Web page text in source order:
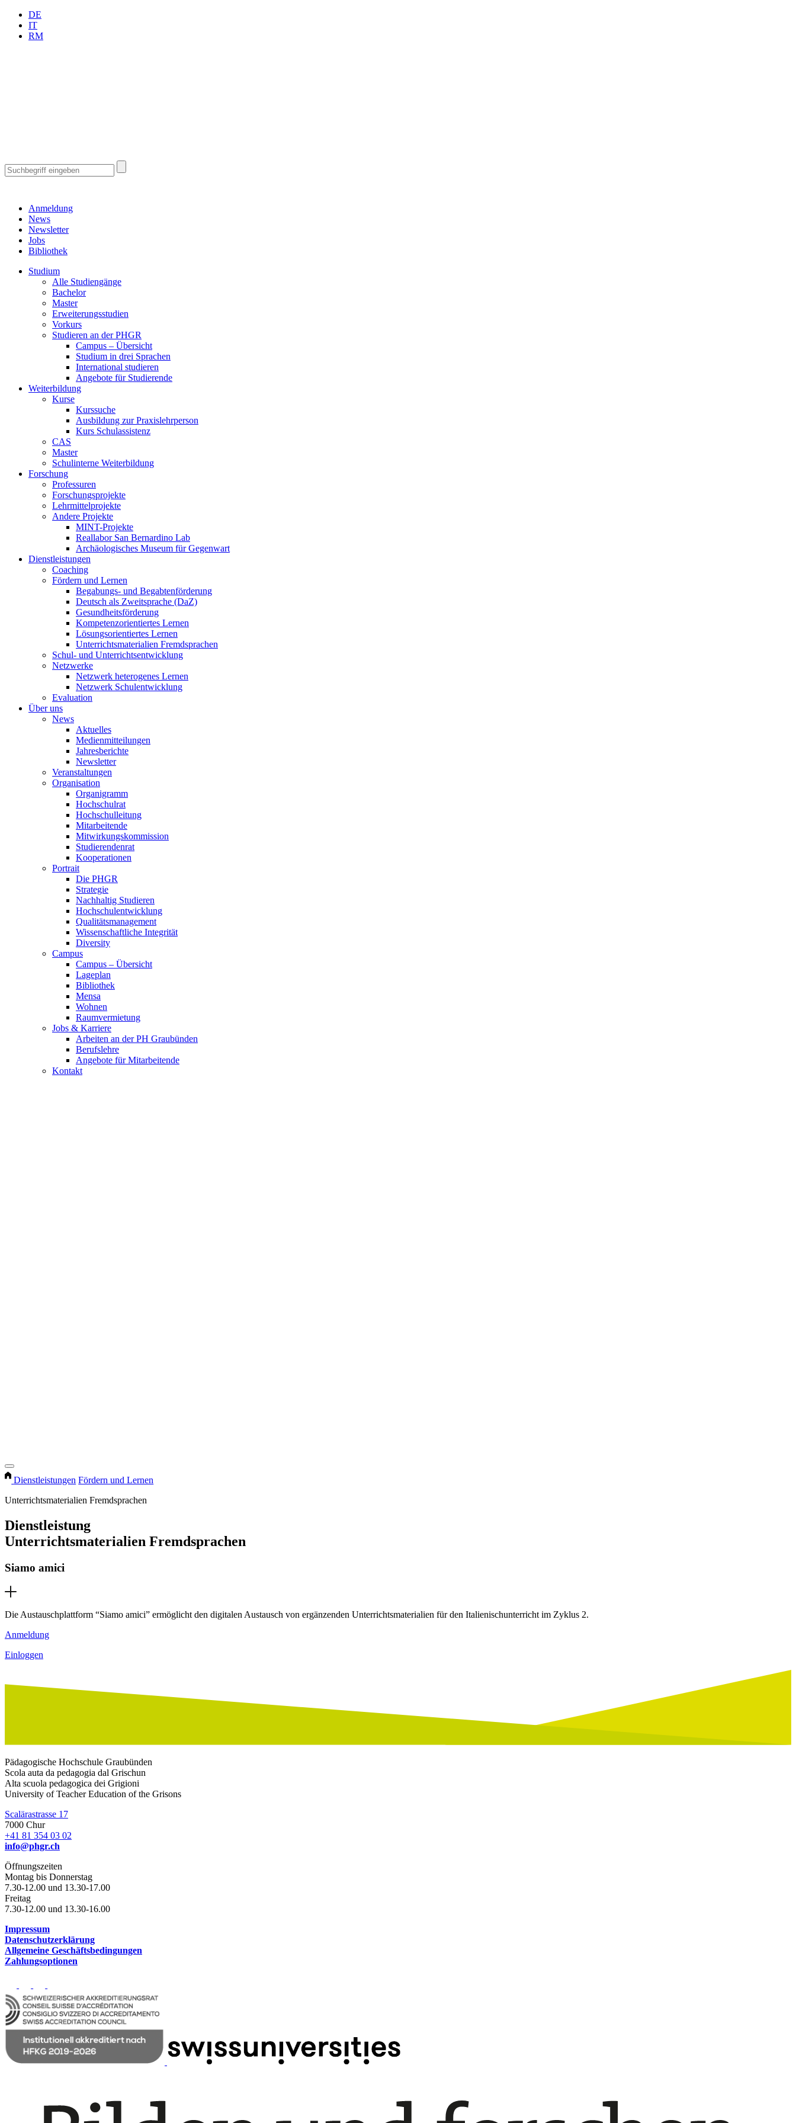
DE
IT
RM
Anmeldung
News
Newsletter
Jobs
Bibliothek
Studium
Alle Studiengänge
Bachelor
Master
Erweiterungsstudien
Vorkurs
Studieren an der PHGR
Campus – Übersicht
Studium in drei Sprachen
International studieren
Angebote für Studierende
Weiterbildung
Kurse
Kurssuche
Ausbildung zur Praxislehrperson
Kurs Schulassistenz
CAS
Master
Schulinterne Weiterbildung
Forschung
Professuren
Forschungsprojekte
Lehrmittelprojekte
Andere Projekte
MINT-Projekte
Reallabor San Bernardino Lab
Archäologisches Museum für Gegenwart
Dienstleistungen
Coaching
Fördern und Lernen
Begabungs- und Begabtenförderung
Deutsch als Zweitsprache (DaZ)
Gesundheitsförderung
Kompetenzorientiertes Lernen
Lösungsorientiertes Lernen
Unterrichtsmaterialien Fremdsprachen
Schul- und Unterrichtsentwicklung
Netzwerke
Netzwerk heterogenes Lernen
Netzwerk Schulentwicklung
Evaluation
Über uns
News
Aktuelles
Medienmitteilungen
Jahresberichte
Newsletter
Veranstaltungen
Organisation
Organigramm
Hochschulrat
Hochschulleitung
Mitarbeitende
Mitwirkungskommission
Studierendenrat
Kooperationen
Portrait
Die PHGR
Strategie
Nachhaltig Studieren
Hochschulentwicklung
Qualitätsmanagement
Wissenschaftliche Integrität
Diversity
Campus
Campus – Übersicht
Lageplan
Bibliothek
Mensa
Wohnen
Raumvermietung
Jobs & Karriere
Arbeiten an der PH Graubünden
Berufslehre
Angebote für Mitarbeitende
Kontakt
Dienstleistungen Fördern und Lernen
Unterrichtsmaterialien Fremdsprachen
Dienstleistung
Unterrichtsmaterialien Fremdsprachen
Siamo amici
Die Austauschplattform “Siamo amici” ermöglicht den digitalen Austausch von ergänzenden Unterrichtsmaterialien für den Italienischunterricht im Zyklus 2.
Anmeldung
Einloggen
Pädagogische Hochschule Graubünden
Scola auta da pedagogia dal Grischun
Alta scuola pedagogica dei Grigioni
University of Teacher Education of the Grisons
Scalärastrasse 17
7000 Chur
+41 81 354 03 02
info@phgr.ch
Öffnungszeiten
Montag bis Donnerstag
7.30-12.00 und 13.30-17.00
Freitag
7.30-12.00 und 13.30-16.00
Impressum
Datenschutzerklärung
Allgemeine Geschäftsbedingungen
Zahlungsoptionen